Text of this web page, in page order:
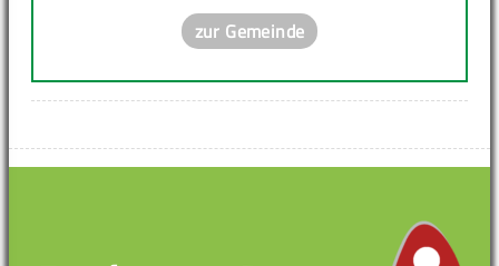
zur Gemeinde